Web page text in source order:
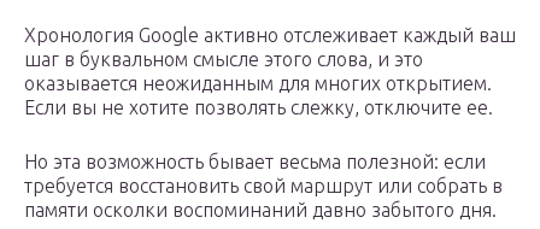
Хронология Google активно отслеживает каждый ваш
шаг в буквальном смысле этого слова, и это
оказывается неожиданным для многих открытием.
Если вы не хотите позволять слежку, отключите ее.
Но эта возможность бывает весьма полезной: если
требуется восстановить свой маршрут или собрать в
памяти осколки воспоминаний давно забытого дня.